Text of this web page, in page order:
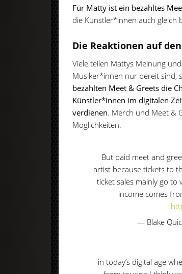
Für Matty ist ein bezahltes
die Künstler*innen auch gleich
Die Reaktionen auf
Viele teilen Mattys Meinung
Musiker*innen nur bereit sind,
bezahlten Meet & Greets die
Künstler*innen im digitalen
verdienen. Merch und Meet &
Möglichkeiten.
But paid meet and
artist because tickets to
ticket sales mainly go
income comes
— Blake
in today’s digital age